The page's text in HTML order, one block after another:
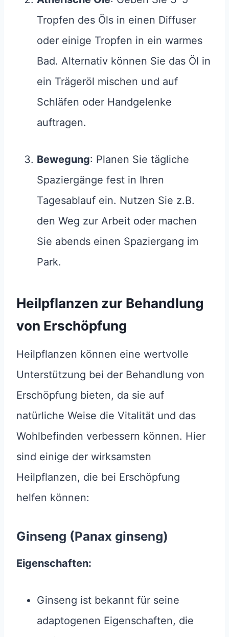
Tropfen des Öls in einen Diffuser
oder einige Tropfen in ein warmes
Bad. Alternativ können Sie das Öl in
ein Trägeröl mischen und auf
Schläfen oder Handgelenke
auftragen.
Bewegung: Planen Sie tägliche
Spaziergänge fest in Ihren
Tagesablauf ein. Nutzen Sie z.B.
den Weg zur Arbeit oder machen
Sie abends einen Spaziergang im
Park.
Heilpflanzen zur Behandlung
von Erschöpfung
Heilpflanzen können eine wertvolle
Unterstützung bei der Behandlung von
Erschöpfung bieten, da sie auf
natürliche Weise die Vitalität und das
Wohlbefinden verbessern können. Hier
sind einige der wirksamsten
Heilpflanzen, die bei Erschöpfung
helfen können:
Ginseng (Panax ginseng)
Eigenschaften:
Ginseng ist bekannt für seine
adaptogenen Eigenschaften, die